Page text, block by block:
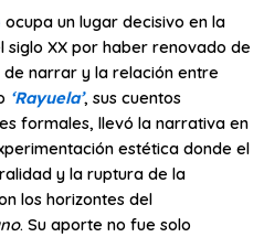
ocupa un lugar decisivo en la
XX por haber renovado de
narrar y la relación entre
‘Rayuela’, sus cuentos
formales, llevó la narrativa en
estética donde el
y la ruptura de la
los horizontes del
. Su aporte no fue solo